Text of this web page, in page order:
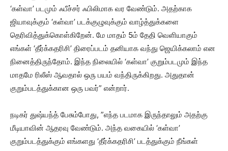
‘கள்வா’ படமும் ஃபீச்சர் ஃபிலிமாக வர வேண்டும். அதற்காக
ஜியாவுக்கும் ‘கள்வா’ படக்குழுவுக்கும் வாழ்த்துக்களை
தெரிவித்துக்கொள்கிறேன். மே மாதம் 5ம் தேதி வெளியாகும்
எங்கள் ‘தீர்க்கதரிசி’ திரைப்படம் தனியாக வந்து ஜெயிக்கலாம் என
நினைத்திருந்தோம். இந்த நிலையில் ‘கள்வா’ குறும்படமும் இந்த
மாதமே ரிலீஸ் ஆவதால் ஒரு பயம் வந்திருக்கிறது. அதுதான்
குறும்படத்துக்கான ஒரு பவர்” என்றார்.
நடிகர் துஷ்யந்த் பேசும்போது, ”எந்த படமாக இருந்தாலும் அதற்கு
மீடியாவின் ஆதரவு வேண்டும். அந்த வகையில் ‘கள்வா’
குறும்படத்துக்கும் எங்களது ‘தீர்க்கதரிசி’ படத்துக்கும் நீங்கள்